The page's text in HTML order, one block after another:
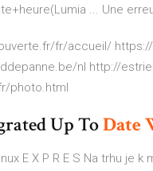
... Une
fr/accueil/
nl http://
photo.html
Up ToDate
E X P R E S Na trhu je k